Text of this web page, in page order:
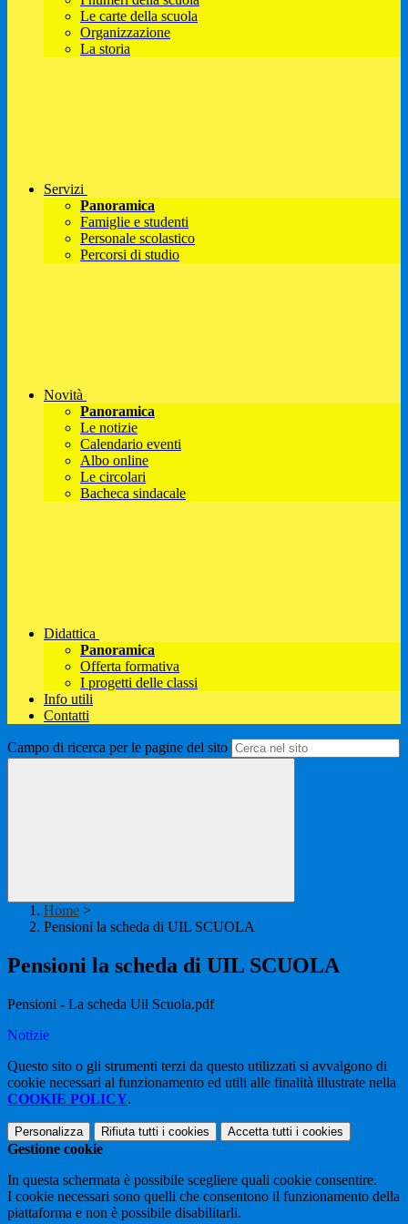
Le carte della scuola
Organizzazione
La storia
Servizi
Panoramica
Famiglie e studenti
Personale scolastico
Percorsi di studio
Novità
Panoramica
Le notizie
Calendario eventi
Albo online
Le circolari
Bacheca sindacale
Didattica
Panoramica
Offerta formativa
I progetti delle classi
Info utili
Contatti
Campo di ricerca per le pagine del sito
Home >
Pensioni la scheda di UIL SCUOLA
Pensioni la scheda di UIL SCUOLA
Pensioni - La scheda Uil Scuola.pdf
Notizie
Questo sito o gli strumenti terzi da questo utilizzati si avvalgono di
cookie necessari al funzionamento ed utili alle finalità illustrate nella
COOKIE POLICY.
Personalizza Rifiuta tutti i cookies Accetta tutti i cookies
Gestione cookie
In questa schermata è possibile scegliere quali cookie consentire.
I cookie necessari sono quelli che consentono il funzionamento della
piattaforma e non è possibile disabilitarli.